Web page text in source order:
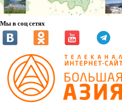
Мы в соц сетях